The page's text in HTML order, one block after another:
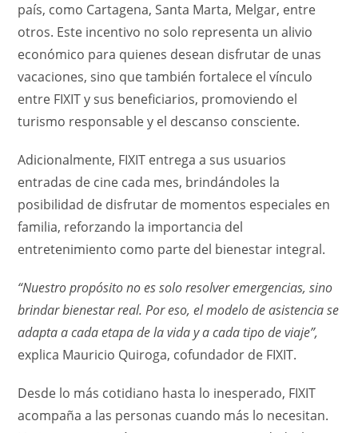
país, como Cartagena, Santa Marta, Melgar, entre
otros. Este incentivo no solo representa un alivio
económico para quienes desean disfrutar de unas
vacaciones, sino que también fortalece el vínculo
entre FIXIT y sus beneficiarios, promoviendo el
turismo responsable y el descanso consciente.
Adicionalmente, FIXIT entrega a sus usuarios
entradas de cine cada mes, brindándoles la
posibilidad de disfrutar de momentos especiales en
familia, reforzando la importancia del
entretenimiento como parte del bienestar integral.
“Nuestro propósito no es solo resolver emergencias, sino
brindar bienestar real. Por eso,elmodelo de asistencia se
adapta a cada etapa de la viday a cadatipo de viaje”,
explica Mauricio Quiroga, cofundador de FIXIT.
Desde lo más cotidiano hasta lo inesperado, FIXIT
acompaña a las personas cuando más lo necesitan.